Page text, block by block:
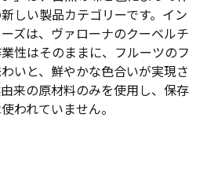
しい製品カテゴリーです。イン
ズは、ヴァローナのクーベルチ
性はそのままに、フルーツのフ
いと、鮮やかな色合いが実現さ
来の原材料のみを使用し、保存
われていません。